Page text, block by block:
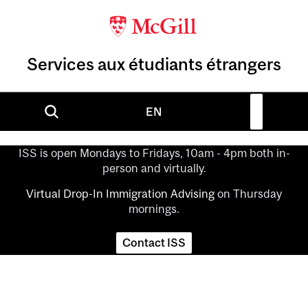
Services aux étudiants étrangers
EN
ISS is open Mondays to Fridays, 10am - 4pm both in-
person and virtually.
Virtual Drop-In Immigration Advising on Thursday
mornings.
Contact ISS